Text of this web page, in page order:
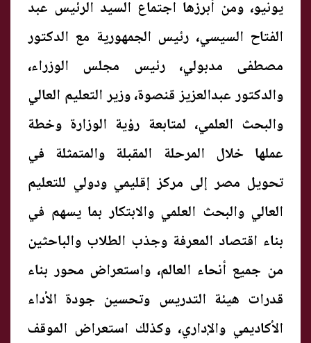
يونيو، ومن أبرزها اجتماع السيد الرئيس عبد
الفتاح السيسي، رئيس الجمهورية مع الدكتور
مصطفى مدبولي، رئيس مجلس الوزراء،
والدكتور عبدالعزيز قنصوة، وزير التعليم العالي
والبحث العلمي، لمتابعة رؤية الوزارة وخطة
عملها خلال المرحلة المقبلة والمتمثلة في
تحويل مصر إلى مركز إقليمي ودولي للتعليم
العالي والبحث العلمي والابتكار بما يسهم في
بناء اقتصاد المعرفة وجذب الطلاب والباحثين
من جميع أنحاء العالم، واستعراض محور بناء
قدرات هيئة التدريس وتحسين جودة الأداء
الأكاديمي والإداري، وكذلك استعراض الموقف